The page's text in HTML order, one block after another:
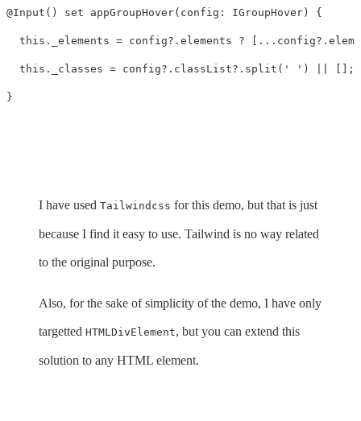
@Input() set appGroupHover(config: IGroupHover) {
this._elements = config?.elements ?
  this._classes = config?.classList?.split(' ') || [];
I have used Tailwindcss for this demo, but that is just
because I find it easy to use. Tailwind is no way related
to the original purpose.
Also, for the sake of simplicity of the demo, I have only
targetted HTMLDivElement, but you can extend this
solution to any HTML element.